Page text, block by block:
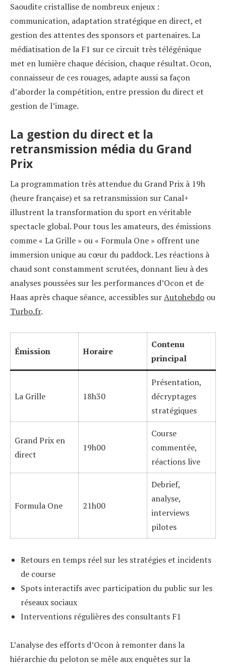
Saoudite cristallise de nombreux enjeux :
communication, adaptation stratégique en direct, et
gestion des attentes des sponsors et partenaires. La
médiatisation de la F1 sur ce circuit très télégénique
met en lumière chaque décision, chaque résultat. Ocon,
connaisseur de ces rouages, adapte aussi sa façon
d’aborder la compétition, entre pression du direct et
gestion de l’image.
La gestion du direct et la
retransmission média du Grand
Prix
La programmation très attendue du Grand Prix à 19h
(heure française) et sa retransmission sur Canal+
illustrent la transformation du sport en véritable
spectacle global. Pour tous les amateurs, des émissions
comme « La Grille » ou « Formula One » offrent une
immersion unique au cœur du paddock. Les réactions à
chaud sont constamment scrutées, donnant lieu à des
analyses poussées sur les performances d’Ocon et de
Haas après chaque séance, accessibles surAutohebdo ou
Turbo.fr.
Émission Horaire
Contenu
principal
La Grille 18h30
Présentation,
décryptages
stratégiques
Grand Prix en
direct
19h00
Course
commentée,
réactions live
Formula One 21h00
Debrief,
analyse,
interviews
pilotes
Retours en temps réel sur les stratégies et incidents
de course
Spots interactifs avec participation du public sur les
réseaux sociaux
Interventions régulières des consultants F1
L’analyse des efforts d’Ocon à remonter dans la
hiérarchie du peloton se mêle aux enquêtes sur la